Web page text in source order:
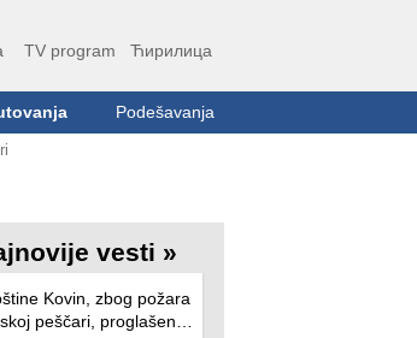
TV program Ћирилица
Podešavanja
vesti »
Kovin, zbog požara
peščari, proglašena